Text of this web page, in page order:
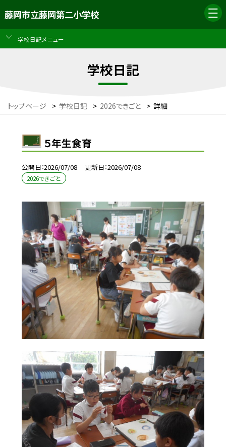
藤岡市立藤岡第二小学校
学校日記メニュー
学校日記
トップページ > 学校日記 > 2026できごと > 詳細
５年生食育
公開日 2026/07/08 更新日 2026/07/08
2026できごと